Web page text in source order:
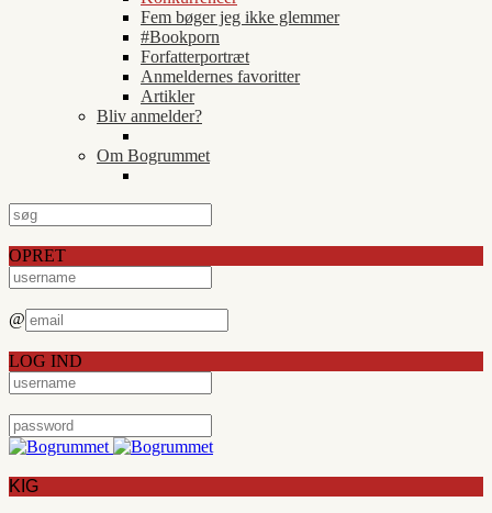
Fem bøger jeg ikke glemmer
#Bookporn
Forfatterportræt
Anmeldernes favoritter
Artikler
Bliv anmelder?
Om Bogrummet
OPRET
@
LOG IND
KIG